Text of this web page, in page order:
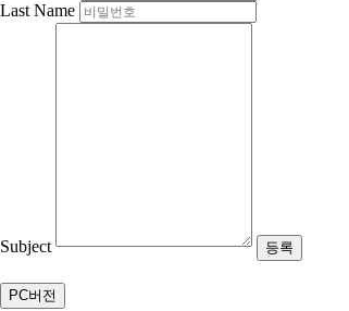
Last Name
Subject
PC버전